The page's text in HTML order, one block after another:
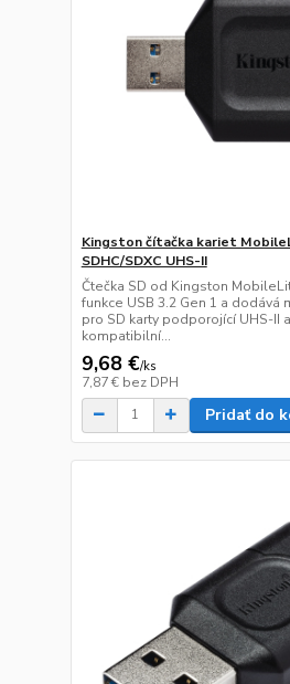
Kingston čítačka kariet
SDHC/SDXC UHS-II
Čtečka SD od Kingston
funkce USB 3.2 Gen 1 a dodává
pro SD karty podporojící UHS-II
kompatibilní...
9,68 €/ks
7,87 € bez DPH
Pridať do